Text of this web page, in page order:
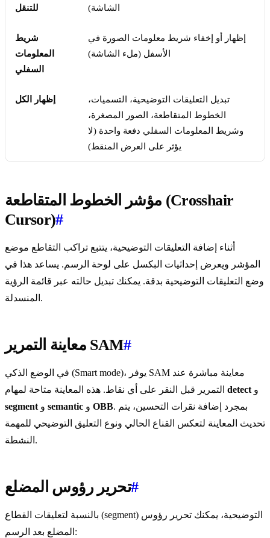
للتنقل
الشاشة)
شريط
المعلومات
السفلي
إظهار أو إخفاء شريط معلومات الصورة في
الأسفل (ملء الشاشة)
إظهار الكل
تبديل التعليقات التوضيحية، التسميات،
الخطوط المتقاطعة، الصور المصغرة،
وشريط المعلومات السفلي دفعة واحدة (لا
يؤثر على العرض المنقط)
مؤشر الخطوط المتقاطعة (Crosshair
Cursor)#
أثناء إضافة التعليقات التوضيحية، يتتبع تراكب التقاطع موضع
المؤشر ويعرض إحداثيات البكسل على لوحة الرسم. يساعد هذا في
وضع التعليقات التوضيحية بدقة. يمكنك تبديل حالته عبر قائمة الرؤية
المنسدلة.
معاينة التمرير SAM#
في الوضع الذكي (Smart mode)، يوفر SAM معاينة مباشرة عند
detect و
segment
semantic OBB. بمجرد إضافة نقرات التحسين، يتم
تحديث المعاينة لتعكس القناع الحالي ونوع التعليق التوضيحي للمهمة
النشطة.
تحرير رؤوس المضلع#
بالنسبة لتعليقات القطاع (segment) التوضيحية، يمكنك تحرير رؤوس
المضلع بعد الرسم: